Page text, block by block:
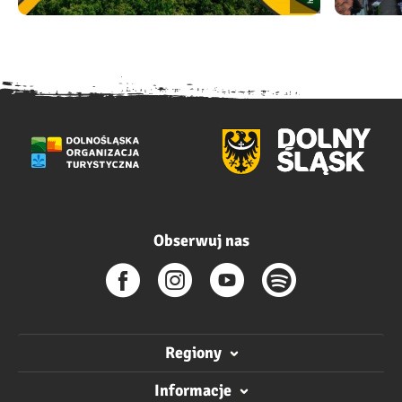
Obserwuj nas
Regiony
Informacje